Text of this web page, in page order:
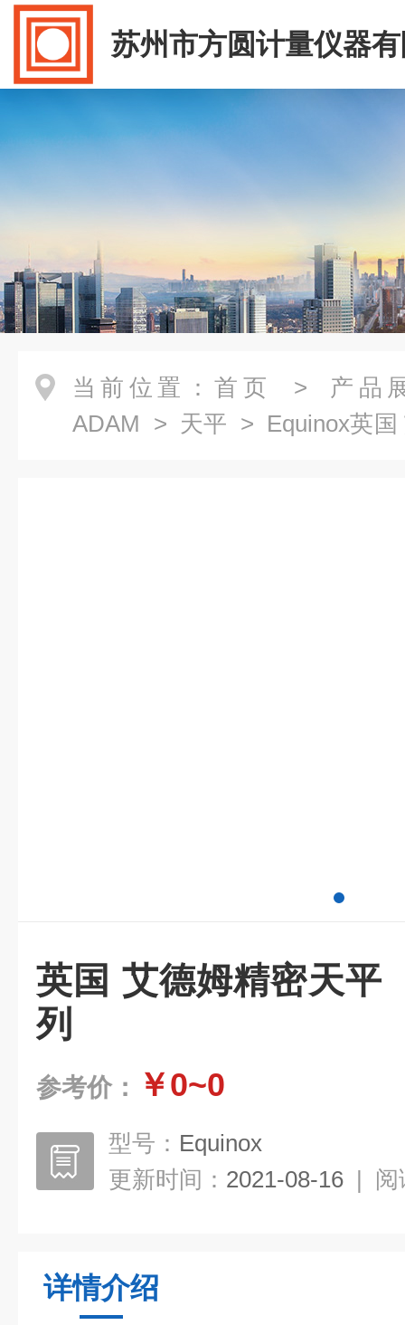
苏州市方圆计量仪器
当前位置： 首页 > 产品
ADAM > 天平 > Equinox英国
英国 艾德姆精密天平
列
参考价： ￥0~0
型号： Equinox
更新时间： 2021-08-16 | 阅
详情介绍